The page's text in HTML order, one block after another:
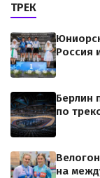
ТРЕК
Россия
Берлин
по
на